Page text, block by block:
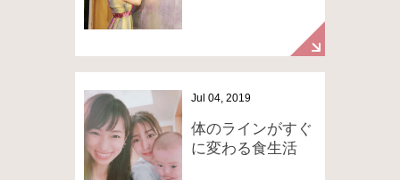
Jul 04, 2019
体のラインがすぐ
に変わる食生活